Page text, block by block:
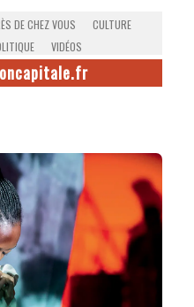
DE CHEZ VOUS
CULTURE
VIDÉOS